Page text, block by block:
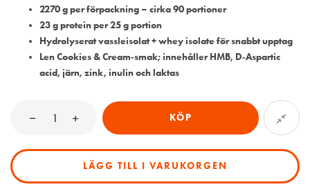
2270 g per förpackning – cirka 90 portioner
23 g protein per 25 g portion
Hydrolyserat vassleisolat + whey isolate för snabbt upptag
Len Cookies & Cream‑smak; innehåller HMB, D‑Aspartic
acid, järn, zink, inulin och laktas
KÖP
LÄGG TILL I VARUKORGEN